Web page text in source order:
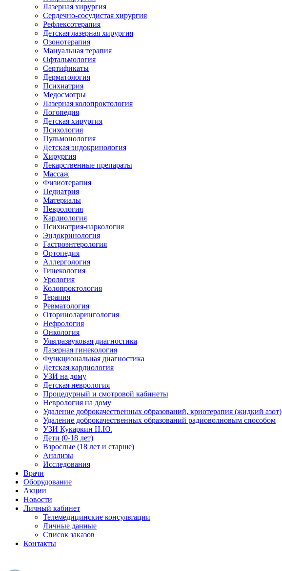
Лазерная хирургия
Сердечно-сосудистая хирургия
Рефлексотерапия
Детская лазерная хирургия
Озонотерапия
Мануальная терапия
Офтальмология
Сертификаты
Дерматология
Психиатрия
Медосмотры
Лазерная колопроктология
Логопедия
Детская хирургия
Психология
Пульмонология
Детская эндокринология
Хирургия
Лекарственные препараты
Массаж
Физиотерапия
Педиатрия
Материалы
Неврология
Кардиология
Психиатрия-наркология
Эндокринология
Гастроэнтерология
Ортопедия
Аллергология
Гинекология
Урология
Колопроктология
Терапия
Ревматология
Оториноларингология
Нефрология
Онкология
Ультразвуковая диагностика
Лазерная гинекология
Функциональная диагностика
Детская кардиология
УЗИ на дому
Детская неврология
Процедурный и смотровой кабинеты
Неврология на дому
Удаление доброкачественных образований, криотерапия (жидкий азот)
Удаление доброкачественных образований радиоволновым способом
УЗИ Кукаркин Н.Ю.
Дети (0-18 лет)
Взрослые (18 лет и старше)
Анализы
Исследования
Врачи
Оборудование
Акции
Новости
Личный кабинет
Телемедицинские консультации
Личные данные
Список заказов
Контакты